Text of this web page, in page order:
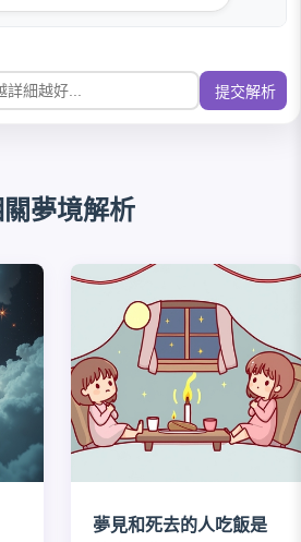
提交解析
夢境解析
夢見和死去的人吃飯是